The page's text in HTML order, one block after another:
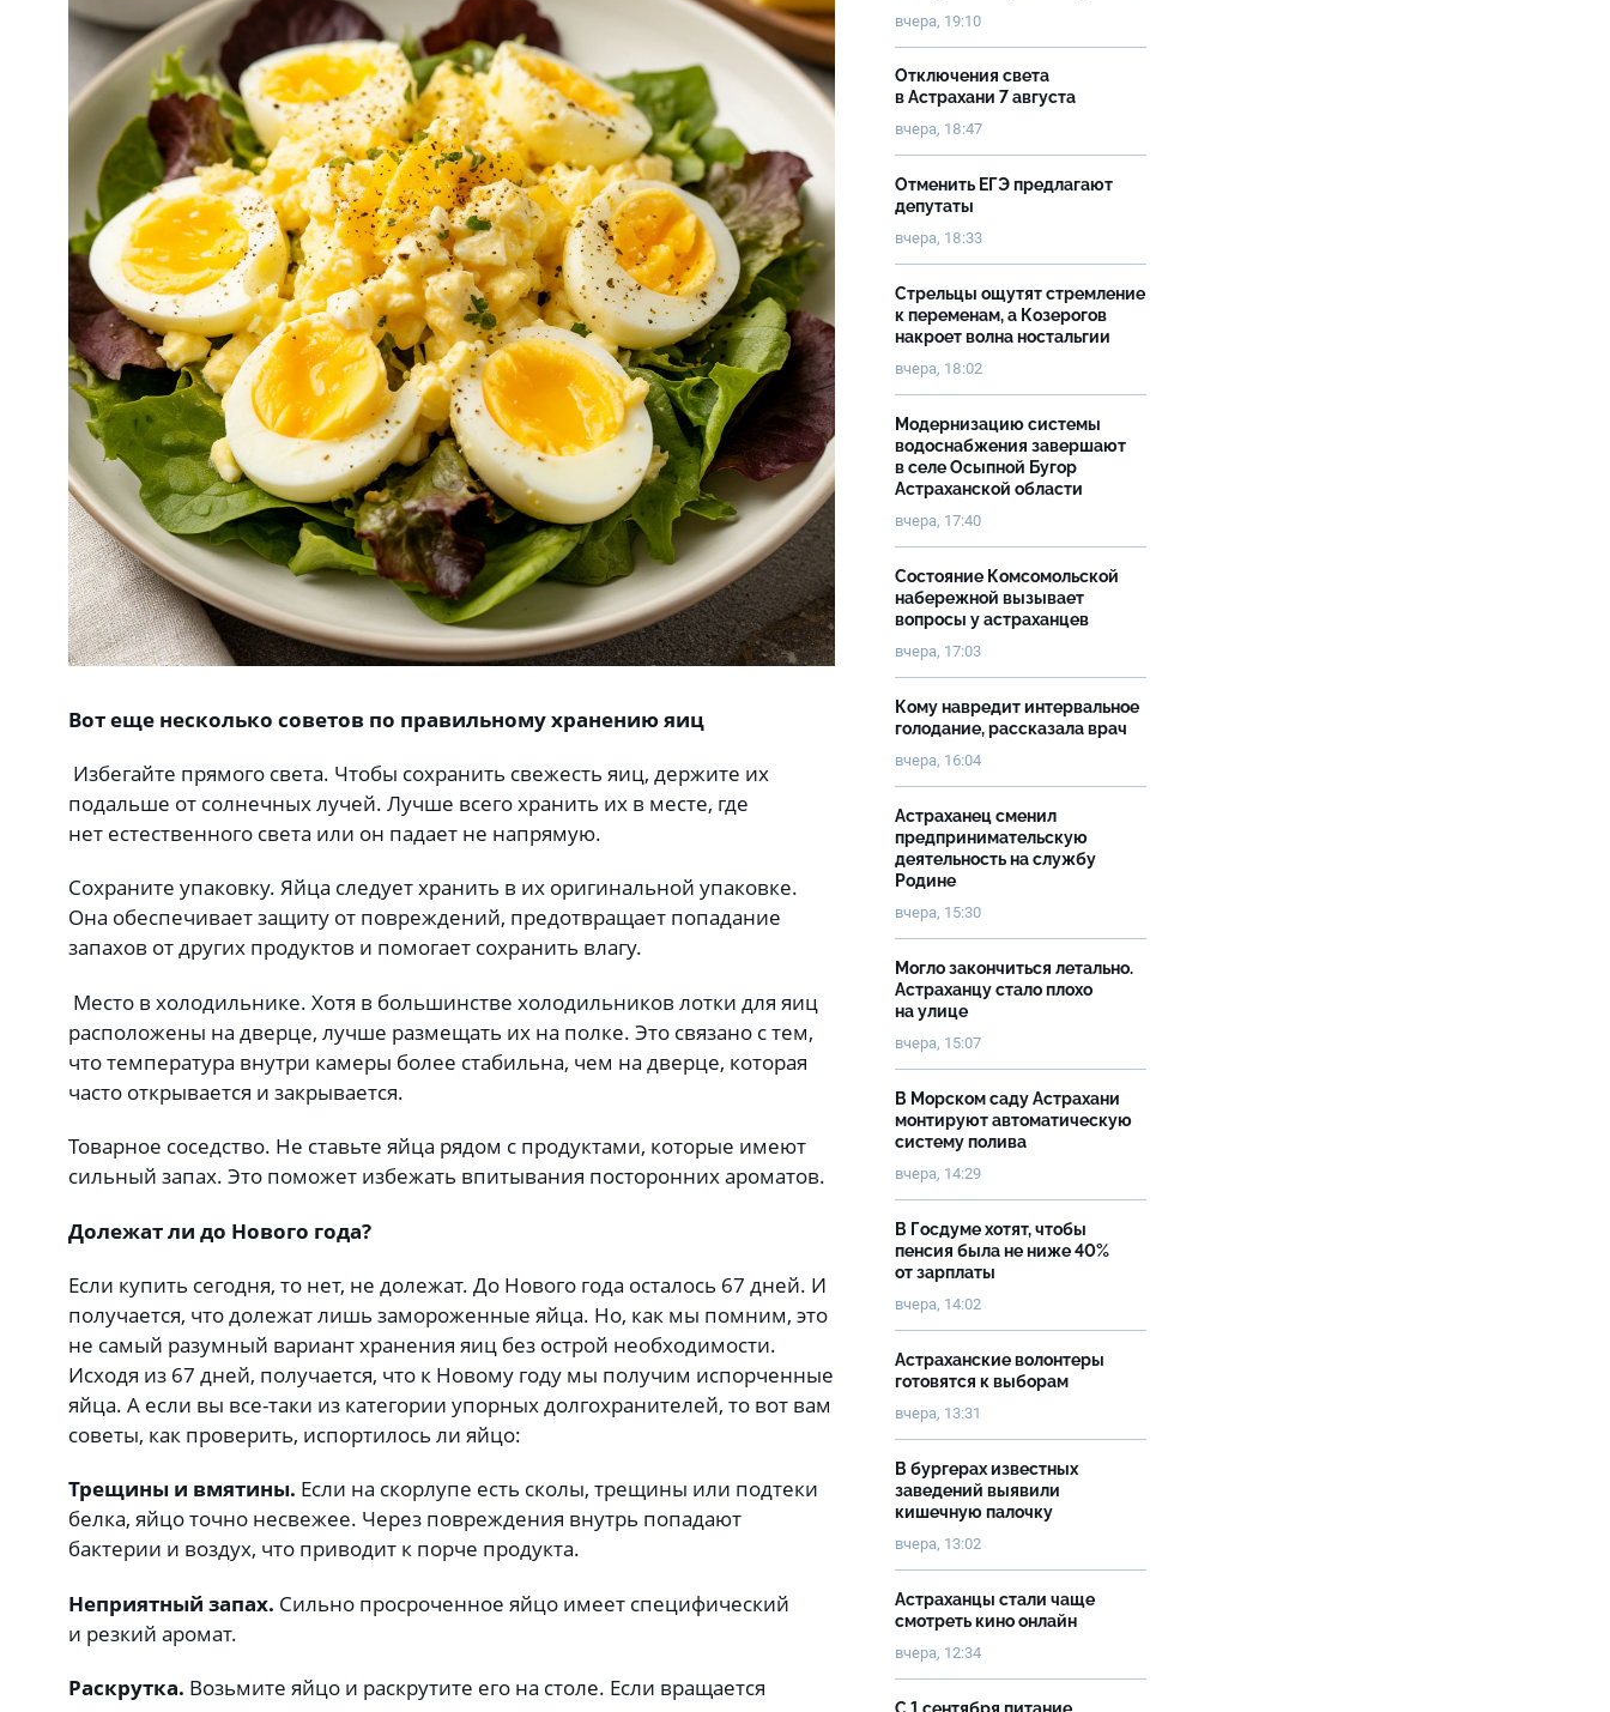
Вот еще несколько советов по правильному хранению яиц
Избегайте прямого света. Чтобы сохранить свежесть яиц, держите их
подальше от солнечных лучей. Лучше всего хранить их в месте, где
нет естественного света или он падает не напрямую.
Сохраните упаковку. Яйца следует хранить в их оригинальной упаковке.
Она обеспечивает защиту от повреждений, предотвращает попадание
запахов от других продуктов и помогает сохранить влагу.
Место в холодильнике. Хотя в большинстве холодильников лотки для яиц
расположены на дверце, лучше размещать их на полке. Это связано с тем,
что температура внутри камеры более стабильна, чем на дверце, которая
часто открывается и закрывается.
Товарное соседство. Не ставьте яйца рядом с продуктами, которые имеют
сильный запах. Это поможет избежать впитывания посторонних ароматов.
Долежат ли до Нового года?
Если купить сегодня, то нет, не долежат. До Нового года осталось 67 дней. И
получается, что долежат лишь замороженные яйца. Но, как мы помним, это
не самый разумный вариант хранения яиц без острой необходимости.
Исходя из 67 дней, получается, что к Новому году мы получим испорченные
яйца. А если вы все-таки из категории упорных долгохранителей, то вот вам
советы, как проверить, испортилось ли яйцо:
Трещины и вмятины. Если на скорлупе есть сколы, трещины или подтеки
белка, яйцо точно несвежее. Через повреждения внутрь попадают
бактерии и воздух, что приводит к порче продукта.
Неприятный запах. Сильно просроченное яйцо имеет специфический
и резкий аромат.
Раскрутка. Возьмите яйцо и раскрутите его на столе. Если вращается
вчера, 19:10
Отключения света
в Астрахани 7 августа
вчера, 18:47
Отменить ЕГЭ предлагают
депутаты
вчера, 18:33
Стрельцы ощутят стремление
к переменам, а Козерогов
накроет волна ностальгии
вчера, 18:02
Модернизацию системы
водоснабжения завершают
в селе Осыпной Бугор
Астраханской области
вчера, 17:40
Состояние Комсомольской
набережной вызывает
вопросы у астраханцев
вчера, 17:03
Кому навредит интервальное
голодание, рассказала врач
вчера, 16:04
Астраханец сменил
предпринимательскую
деятельность на службу
Родине
вчера, 15:30
Могло закончиться летально.
Астраханцу стало плохо
на улице
вчера, 15:07
В Морском саду Астрахани
монтируют автоматическую
систему полива
вчера, 14:29
В Госдуме хотят, чтобы
пенсия была не ниже 40%
от зарплаты
вчера, 14:02
Астраханские волонтеры
готовятся к выборам
вчера, 13:31
В бургерах известных
заведений выявили
кишечную палочку
вчера, 13:02
Астраханцы стали чаще
смотреть кино онлайн
вчера, 12:34